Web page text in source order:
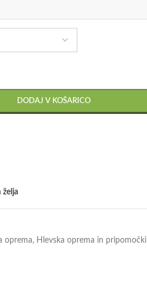
DODAJ V KOŠARICO
želja
oprema, Hlevska oprema in pripomočki